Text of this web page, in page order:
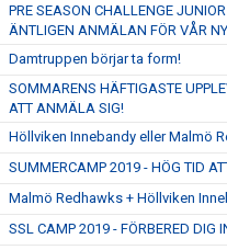
PRE SEASON CHALLENGE
ÄNTLIGEN ANMÄLAN FÖR VÅR
Damtruppen börjar ta form!
SOMMARENS HÄFTIGASTE
ATT ANMÄLA SIG!
Höllviken Innebandy eller Malmö
SUMMERCAMP 2019 - HÖG TID
Malmö Redhawks + Höllviken
SSL CAMP 2019 - FÖRBERED DIG